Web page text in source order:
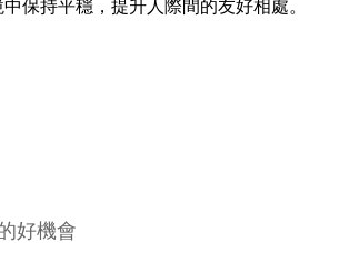
保持平穩，提升人際間的友好相處。
好機會